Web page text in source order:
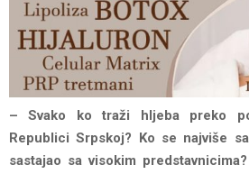
– Svako ko traži hljeba preko
Republici Srpskoj? Ko se najviše
sastajao sa visokim